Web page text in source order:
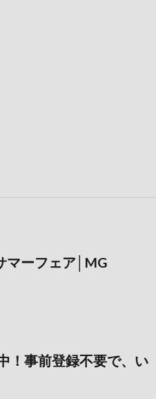
マーフェア│MG
！事前登録不要で、い